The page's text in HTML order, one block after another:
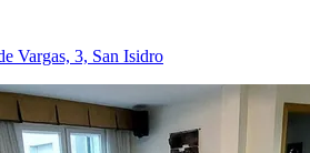
Vargas, 3, San Isidro